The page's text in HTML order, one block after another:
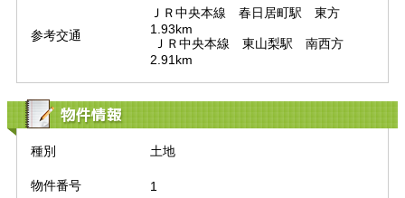
参考交通
ＪＲ中央本線　春日居町駅　東方
1.93km
2.91km
物件情報
種別 土地
物件番号 1